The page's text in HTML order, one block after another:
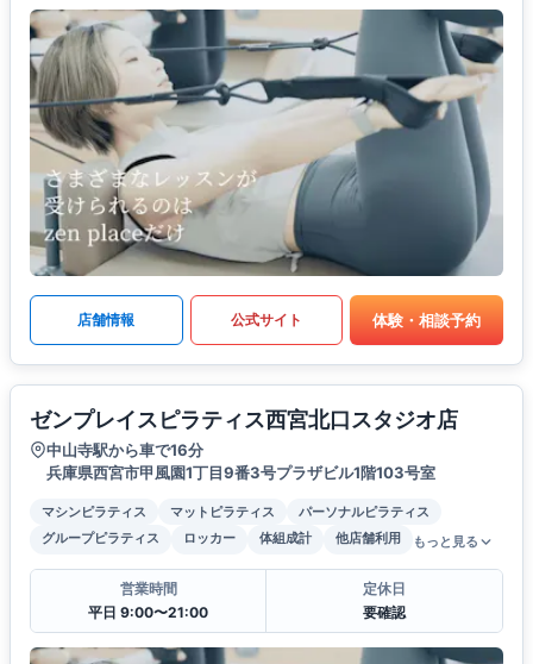
店舗情報 公式サイト 体験・相談予約
ゼンプレイスピラティス西宮北口スタジオ店
中山寺駅から車で16分
兵庫県西宮市甲風園1丁目9番3号プラザビル1階103号室
マシンピラティス マットピラティス
パーソナルピラティス
グループピラティス
ロッカー 体組成計 他店舗利用 もっと見る
営業時間
平日 9:00〜21:00
定休日
要確認